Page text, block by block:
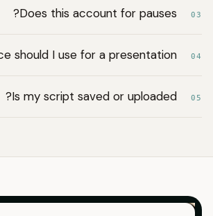
03
Does this account for pauses?
04
should I use for a presentation?
05
Is my script saved or uploaded?